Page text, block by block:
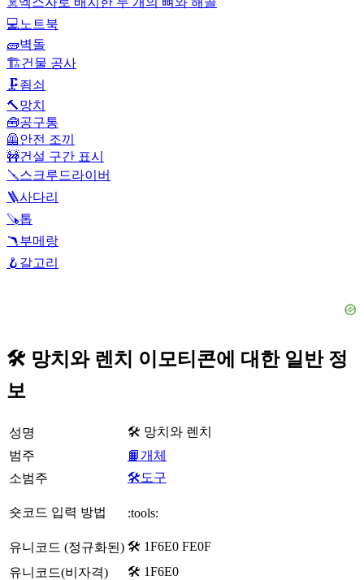
💻 노트북
🧱벽돌
🏗️건물 공사
🗜️죔쇠
🔨망치
🧰공구통
🦺안전 조끼
🚧건설 구간 표시
🪛스크루드라이버
🪜사다리
🪚톱
🪃부메랑
🪝 갈고리
🛠️ 망치와 렌치 이모티콘에 대한 일반 정
보
성명
🛠️ 망치와 렌치
범주
📙개체
소범주
🛠️도구
숏코드 입력 방법 :tools:
유니코드 (정규화된) 🛠️ 1F6E0 FE0F
유니코드(비자격)
🛠 1F6E0